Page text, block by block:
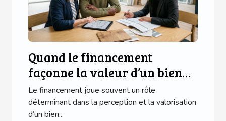
Quand le financement
façonne la valeur d’un bien
immobilier : cas réels
Le financement joue souvent un rôle
déterminant dans la perception et la valorisation
d’un bien...